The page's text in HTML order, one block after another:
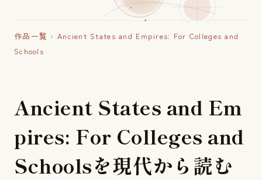
作品一覧 › Ancient States and Empires: For Colleges and
Schools
Ancient States and Em
pires: For Colleges and
Schoolsを現代か ら 読む